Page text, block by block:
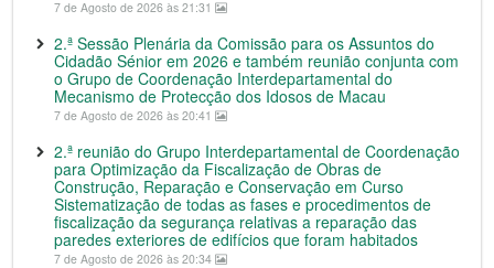
7 de Agosto de 2026 às 21:31
2.ª Sessão Plenária da Comissão para os Assuntos do
Cidadão Sénior em 2026 e também reunião conjunta com
o Grupo de Coordenação Interdepartamental do
Mecanismo de Protecção dos Idosos de Macau
7 de Agosto de 2026 às 20:41
2.ª reunião do Grupo Interdepartamental de Coordenação
para Optimização da Fiscalização de Obras de
Construção, Reparação e Conservação em Curso
Sistematização de todas as fases e procedimentos de
fiscalização da segurança relativas a reparação das
paredes exteriores de edifícios que foram habitados
7 de Agosto de 2026 às 20:34